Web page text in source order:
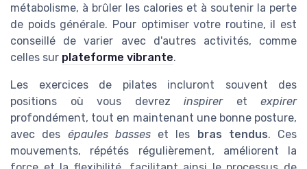
métabolisme, à brûler les calories et à soutenir la perte
de poids générale. Pour optimiser votre routine, il est
conseillé de varier avec d'autres activités, comme
celles sur plateforme vibrante.
Les exercices de pilates incluront souvent des
positions où vous devrez inspireret expirer
profondément, tout en maintenant une bonne posture,
avec des épaules basseset les bras tendus. Ces
mouvements, répétés régulièrement, améliorent la